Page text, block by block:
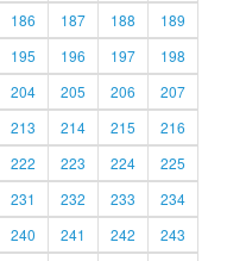
186 187 188
189
195 196 197
198
204 205 206
207
213 214 215
216
222 223 224
225
231 232 233
234
240 241 242
243